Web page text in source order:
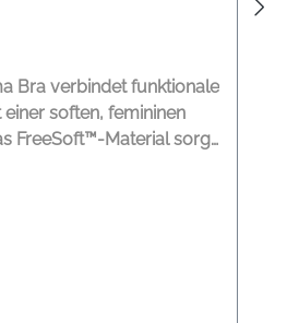
Bra verbindet funktionale
soften, femininen
FreeSoft™-Material sorgt